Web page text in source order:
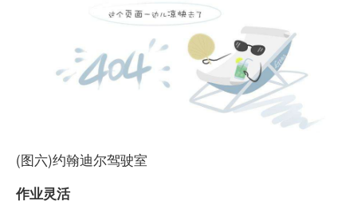
(图六)约翰迪尔驾驶室
作业灵活